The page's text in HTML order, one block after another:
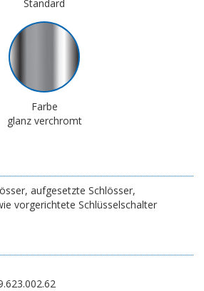
Standard
Farbe
glanz verchromt
aufgesetzte Schlösser,
vorgerichtete Schlüsselschalter